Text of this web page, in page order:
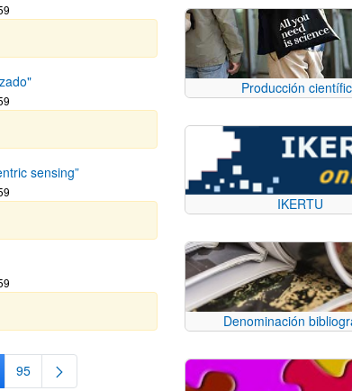
sensing”
para desplazarse.
intermedias Use TAB para desplazarse.
Página
95
Producción
IKERTU
Denominación